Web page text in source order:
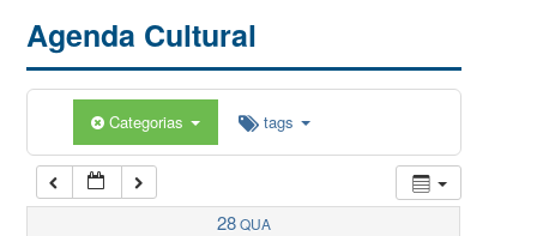
Agenda Cultural
Categorias tags
28QUA
5:00
7:00